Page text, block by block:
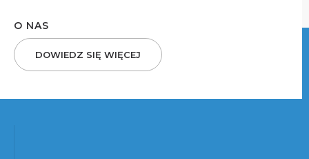
O NAS
DOWIEDZ SIĘ WIĘCEJ